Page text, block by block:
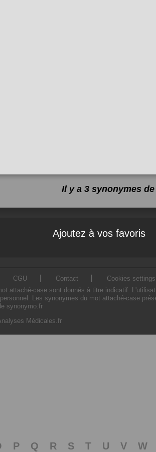
Il y a 3 synonymes de
Ajoutez à vos favoris
CGU Contact
Cookies settings
attaché-case sont donnés à titre indicatif.
Les synonymes du mot attaché-case
synonymo.fr
Médicales.fr
P Q R S T U V W